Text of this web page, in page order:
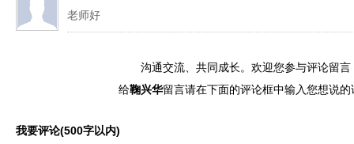
老师好
沟通交流、共同成长。欢迎您参与评论留言
给鞠兴华留言请在下面的评论框中输入您想说的
我要评论(500字以内)